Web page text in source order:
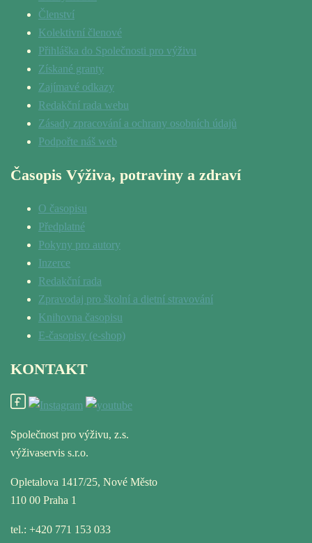
Členství
Kolektivní členové
Přihláška do Společnosti pro výživu
Získané granty
Zajímavé odkazy
Redakční rada webu
Zásady zpracování a ochrany osobních údajů
Podpořte náš web
Časopis Výživa, potraviny a zdraví
O časopisu
Předplatné
Pokyny pro autory
Inzerce
Redakční rada
Zpravodaj pro školní a dietní stravování
Knihovna časopisu
E-časopisy (e-shop)
KONTAKT
Společnost pro výživu, z.s.
výživaservis s.r.o.
Opletalova 1417/25, Nové Město
110 00 Praha 1
tel.: +420 771 153 033